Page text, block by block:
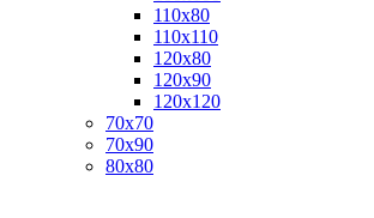
110х80
110х110
120х80
120х90
120х120
70х70
70х90
80х80